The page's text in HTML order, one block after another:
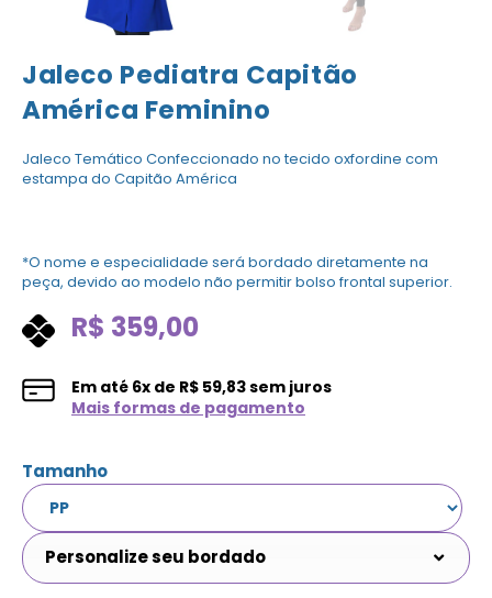
Jaleco Pediatra Capitão
América Feminino
Jaleco Temático Confeccionado no tecido oxfordine com
estampa do Capitão América
*O nome e especialidade será bordado diretamente na
peça, devido ao modelo não permitir bolso frontal superior.
R$ 359,00
Em até 6x de R$ 59,83sem juros
Mais formas de pagamento
Tamanho
Personalize seu bordado